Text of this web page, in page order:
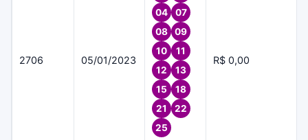
2706 05/01/2023
04
07
08
09
10
11
12
13
15
18
21
22
25
R$ 0,00